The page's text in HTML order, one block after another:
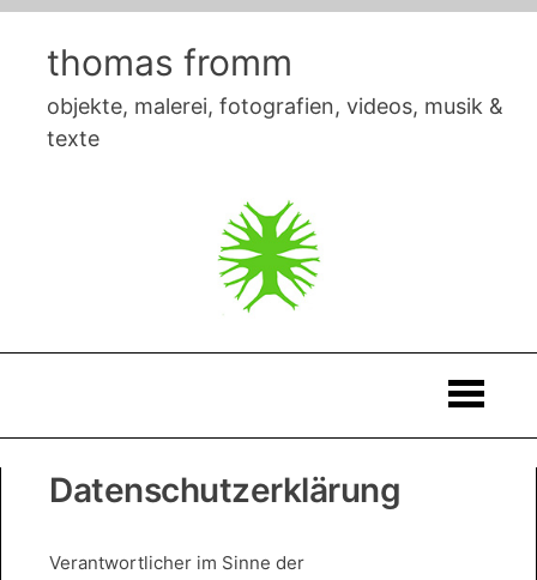
Skip
contentthomas fromm
objekte, malerei, fotografien, videos, musik &
texte
Fromm
Datenschutzerklärung
Verantwortlicher im Sinne der